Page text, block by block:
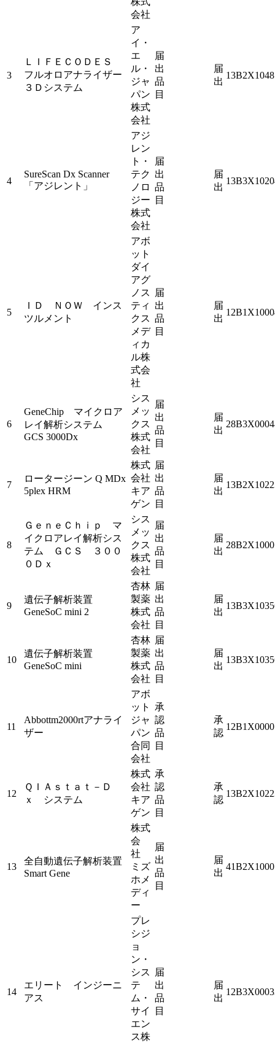
会社
3
ＬＩＦＥＣＯＤＥＳ
フルオロアナライザー
３Ｄシステム
ア
イ・
エ
ル・
ジャ
パン
株式
会社
届
出
品
目
届
出
4
SureScan Dx Scanner
「アジレント」
アジ
レン
ト・
テク
ノロ
ジー
株式
会社
届
出
品
目
届
出
5
ＩＤ ＮＯＷ インス
ツルメント
アボ
ット
ダイ
アグ
ノス
ティ
クス
メデ
ィカ
ル株
式会
社
届
出
品
目
届
出
6
GeneChip マイクロア
レイ解析システム
GCS 3000Dx
シス
メッ
クス
株式
会社
届
出
品
目
届
出
7
ロータージーン Q MDx
5plex HRM
株式
会社
キア
ゲン
届
出
品
目
届
出
8
ＧｅｎｅＣｈｉｐ マ
イクロアレイ解析シス
テム ＧＣＳ ３００
０Ｄｘ
シス
メッ
クス
株式
会社
届
出
品
目
届
出
9
遺伝子解析装置
GeneSoC mini 2
杏林
製薬
株式
会社
届
出
品
目
届
出
10
遺伝子解析装置
GeneSoC mini
杏林
製薬
株式
会社
届
出
品
目
届
出
11
Abbottm2000rtアナライ
ザー
アボ
ット
ジャ
パン
合同
会社
承
認
品
目
承
認
12
ＱＩＡｓｔａｔ－Ｄ
ｘ システム
株式
会社
キア
ゲン
承
認
品
目
承
認
13
全自動遺伝子解析装置
Smart Gene
株式
会
社
ミズ
ホメ
ディ
ー
届
出
品
目
届
出
14
エリート インジーニ
アス
プレ
シジ
ョ
ン・
シス
テ
ム・
サイ
エン
ス株
届
出
品
目
届
出